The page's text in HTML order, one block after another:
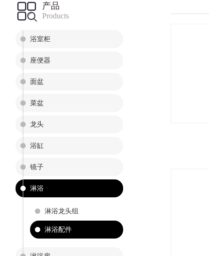
产品
Products
浴室柜
座便器
面盆
菜盆
龙头
浴缸
镜子
淋浴
淋浴龙头组
淋浴配件